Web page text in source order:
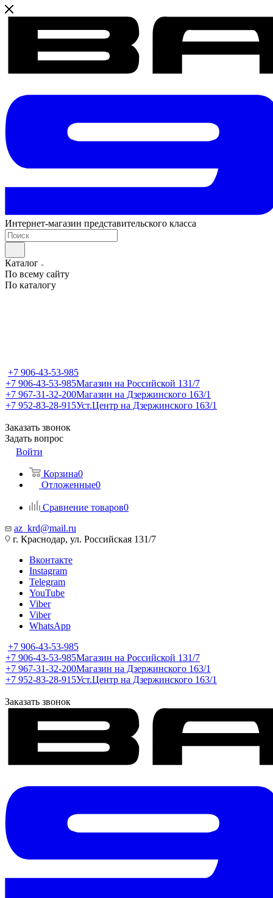
Интернет-магазин представительского класса
Каталог
По всему сайту
По каталогу
+7 906-43-53-985
+7 906-43-53-985Магазин на Российской 131/7
+7 967-31-32-200Магазин на Дзержинского 163/1
+7 952-83-28-915Уст.Центр на Дзержинского 163/1
Заказать звонок
Задать вопрос
Войти
Корзина0
Отложенные0
Сравнение товаров0
az_krd@mail.ru
г. Краснодар, ул. Российская 131/7
Вконтакте
Instagram
Telegram
YouTube
Viber
Viber
WhatsApp
+7 906-43-53-985
+7 906-43-53-985Магазин на Российской 131/7
+7 967-31-32-200Магазин на Дзержинского 163/1
+7 952-83-28-915Уст.Центр на Дзержинского 163/1
Заказать звонок